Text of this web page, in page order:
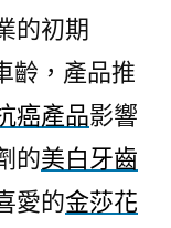
的初期
齡，產品推
癌產品影響
的美白牙齒
愛的金莎花